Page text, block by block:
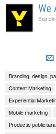
We
Branding, design,
Content Marketing
Experiential
Mobile marketing
Productie publicitara